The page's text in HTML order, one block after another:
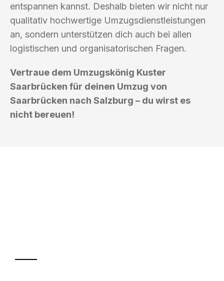
entspannen kannst. Deshalb bieten wir nicht nur
qualitativ hochwertige Umzugsdienstleistungen
an, sondern unterstützen dich auch bei allen
logistischen und organisatorischen Fragen.
Vertraue dem Umzugskönig Kuster
Saarbrücken für deinen Umzug von
Saarbrücken nach Salzburg – du wirst es
nicht bereuen!